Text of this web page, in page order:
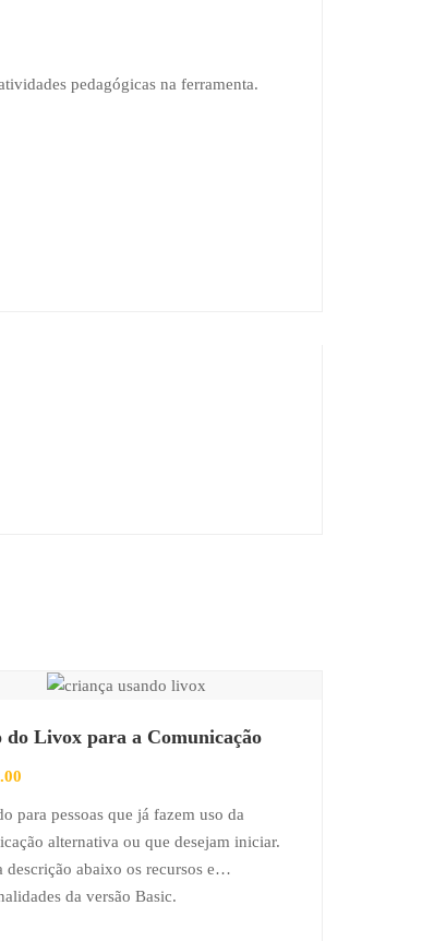
pedagógicas na ferramenta.
do Livox para a Comunicação
para pessoas que já fazem uso da
alternativa ou que desejam iniciar.
descrição abaixo os recursos e
da versão Basic.